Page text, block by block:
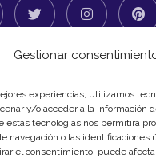
Gestionar
experiencias, utilizamos
y/o acceder a la información
estas tecnologías nos permitirá
navegación o las identificaciones
el consentimiento, puede
w
i
t
e
n
s
t
g
m
i
n
t
r
t
Aviso legal